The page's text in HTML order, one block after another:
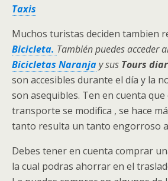
Taxis
Muchos turistas deciden tambien
Bicicleta. También puedes acceder
Bicicletas Naranjay sus Tours
son accesibles durante el día y la
son asequibles. Ten en cuenta
transporte se modifica , se hace
tanto resulta un tanto engorroso
Debes tener en cuenta comprar
la cual podras ahorrar en el